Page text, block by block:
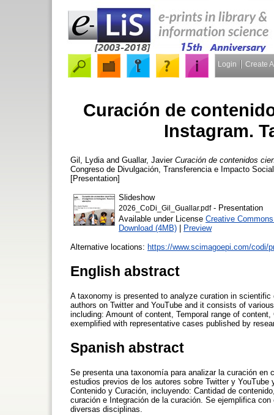
Login Create
Curación de
Instagram.
Gil, Lydia and Guallar, Javier Curación de contenidos
Congreso de Divulgación, Transferencia e Impacto
[Presentation]
Slideshow
2026_CoDi_Gil_Guallar.pdf- Presentation
Available under License Creative
Download (4MB) | Preview
Alternative locations: https://www.scimagoepi.com/codi/
English abstract
A taxonomy is presented to analyze curation in
authors on Twitter and YouTube and it consists of
including: Amount of content, Temporal range of
exemplified with representative cases published by
Spanish abstract
Se presenta una taxonomía para analizar la curación
estudios previos de los autores sobre Twitter y
Contenido y Curación, incluyendo: Cantidad de
curación e Integración de la curación. Se ejemplifica
diversas disciplinas.